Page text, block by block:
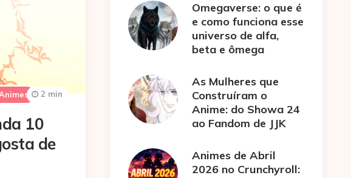
10
de
2 min
Omegaverse: o que é
e como funciona esse
universo de alfa,
beta e ômega
As Mulheres que
Construíram o
Anime: do Showa 24
ao Fandom de JJK
Animes de Abril
2026 no Crunchyroll: